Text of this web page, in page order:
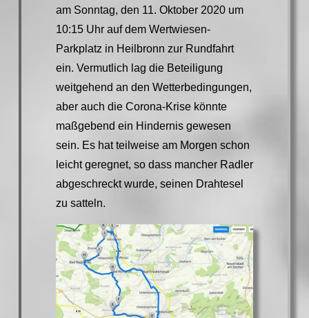
am Sonntag, den 11. Oktober 2020 um
10:15 Uhr auf dem Wertwiesen-
Parkplatz in Heilbronn zur Rundfahrt
ein. Vermutlich lag die Beteiligung
weitgehend an den Wetterbedingungen,
aber auch die Corona-Krise könnte
maßgebend ein Hindernis gewesen
sein. Es hat teilweise am Morgen schon
leicht geregnet, so dass mancher Radler
abgeschreckt wurde, seinen Drahtesel
zu satteln.